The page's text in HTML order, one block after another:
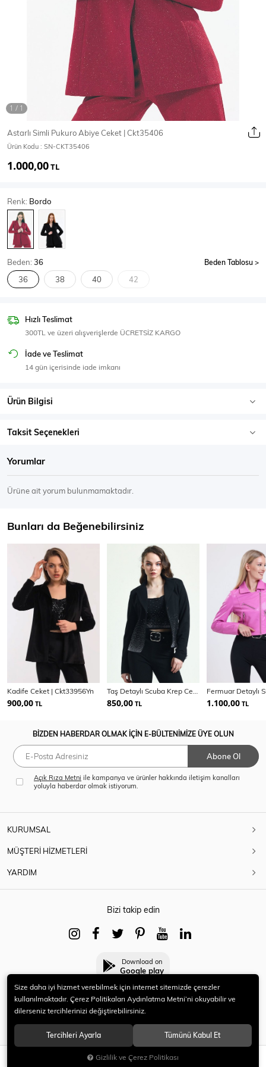
Mont & Kaban Yağmurluk
T-Shirt
Body
SPOR GİYİM
Eşofman Üstü
Astarlı Simli Pukuro Abiye Ceket | Ckt35406
Ürün Kodu : SN-CKT35406
1.000,00TL
Renk: Bordo
Beden:36 Beden Tablosu
36 38 40 42
SEPETE EKLE
Hızlı Teslimat
300TL ve üzeri alışverişlerde ÜCRETSİZ KARGO
İade ve Teslimat
14 gün içerisinde iade imkanı
Ürün Bilgisi
Taksit Seçenekleri
Yorumlar
Ürüne ait yorum bulunmamaktadır.
Bunları da Beğenebilirsiniz
Kadife Ceket | Ckt33956Yn
900,00 TL 850,00 TL 1.100,00 TL
BİZDEN HABERDAR OLMAK İÇİN E-BÜLTENİMİZE ÜYE OLUN
Abone Ol
Açık Rıza Metni ile kampanya ve ürünler hakkında iletişim kanalları
yoluyla haberdar olmak istiyorum.
KURUMSAL
MÜŞTERİ HİZMETLERİ
YARDIM
Bizi takip edin
Download on
Google play
© 2021 HERYENİ. Tüm hakları saklıdır.
Size daha iyi hizmet verebilmek için internet sitemizde çerezler
kullanılmaktadır. Çerez Politikaları Aydınlatma Metni’ni okuyabilir ve
dilerseniz tercihlerinizi değiştirebilirsiniz.
Tercihleri Ayarla Tümünü Kabul Et
Gizlilik ve Çerez Politikası